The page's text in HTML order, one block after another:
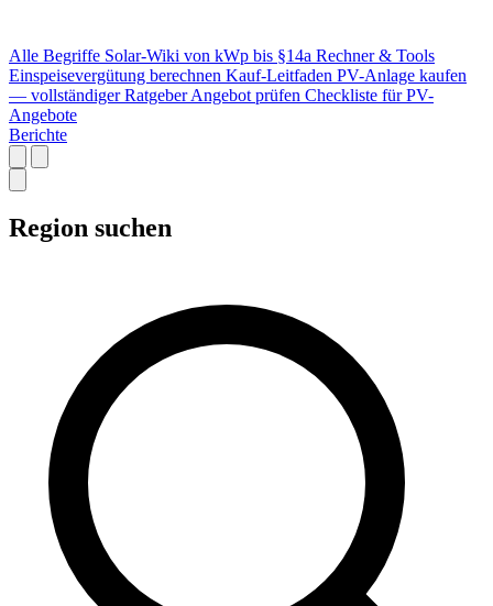
Alle Begriffe Solar-Wiki von kWp bis §14a Rechner & Tools
Einspeisevergütung berechnen Kauf-Leitfaden PV-Anlage kaufen
— vollständiger Ratgeber Angebot prüfen Checkliste für PV-
Angebote
Berichte
Region suchen